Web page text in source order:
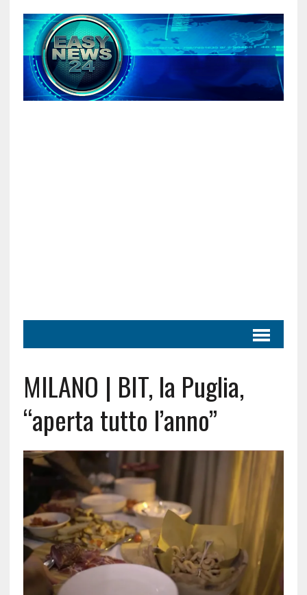
MILANO | BIT, la Puglia,
“aperta tutto l’anno”